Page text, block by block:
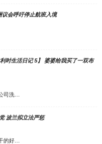
议会呼吁停止航班入境
利时生活日记 5】 婆婆给我买了一双布
司洗…
波兰拟立法严惩
的好…